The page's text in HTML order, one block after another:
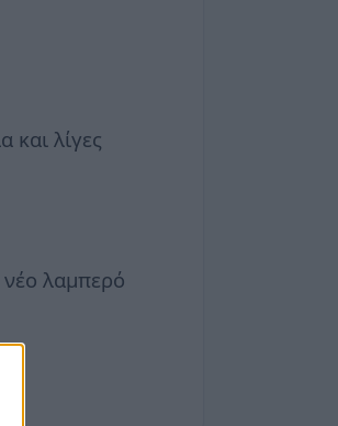
και λίγες
νέο λαμπερό